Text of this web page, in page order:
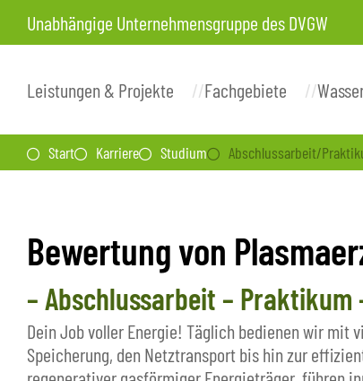
Unabhängige Unternehmensgruppe des DVGW
Leistungen & Projekte Fachgebiete
Start Karriere Studium Abschlussarbeit/
Bewertung von
– Abschlussarbeit – Praktikum
Dein Job voller Energie! Täglich bedienen wir mit
Speicherung, den Netztransport bis hin zur